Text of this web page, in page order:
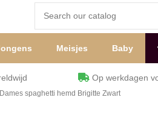
Meisjes Baby
wereldwijd Op
spaghetti hemd Brigitte Zwart